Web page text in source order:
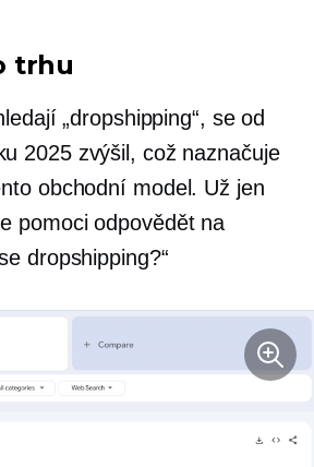
trhu
„dropshipping“, se od
2025 zvýšil, což naznačuje
obchodní model. Už jen
pomoci odpovědět na
dropshipping?“